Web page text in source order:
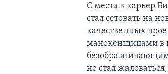
С места в карьер
стал сетовать на
качественных
манекенщицами в
не стал